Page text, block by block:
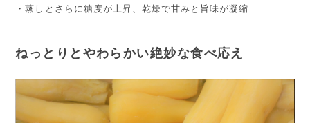
・蒸しとさらに糖度が上昇、乾燥で甘みと旨味が凝縮
ねっとりとやわらかい絶妙な食べ応え